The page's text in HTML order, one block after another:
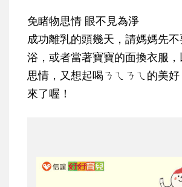
免睹物思情 眼不見為淨
成功離乳的頭幾天，請媽媽先
浴，或者當著寶寶的面換衣服
思情，又想起喝ㄋㄟㄋㄟ的美
來了喔！